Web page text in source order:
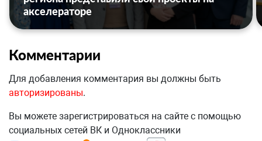
акселераторе
Комментарии
Для добавления комментария вы должны быть
авторизированы.
Вы можете зарегистрироваться на сайте с помощью
социальных сетей ВК и Одноклассники